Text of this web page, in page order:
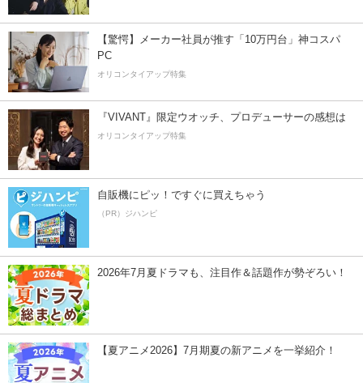
【驚愕】メーカー社員が推す「10万円台」神コスパ
PC
オリコンタイアップ特集
『VIVANT』限定ウオッチ、プロデューサーの感想は
オリコンタイアップ特集
自販機にピッ！ですぐに買えちゃう
（PR）ジハンピ
2026年7月夏ドラマも、注目作＆話題作が勢ぞろい！
【夏アニメ2026】7月期夏の新アニメを一挙紹介！